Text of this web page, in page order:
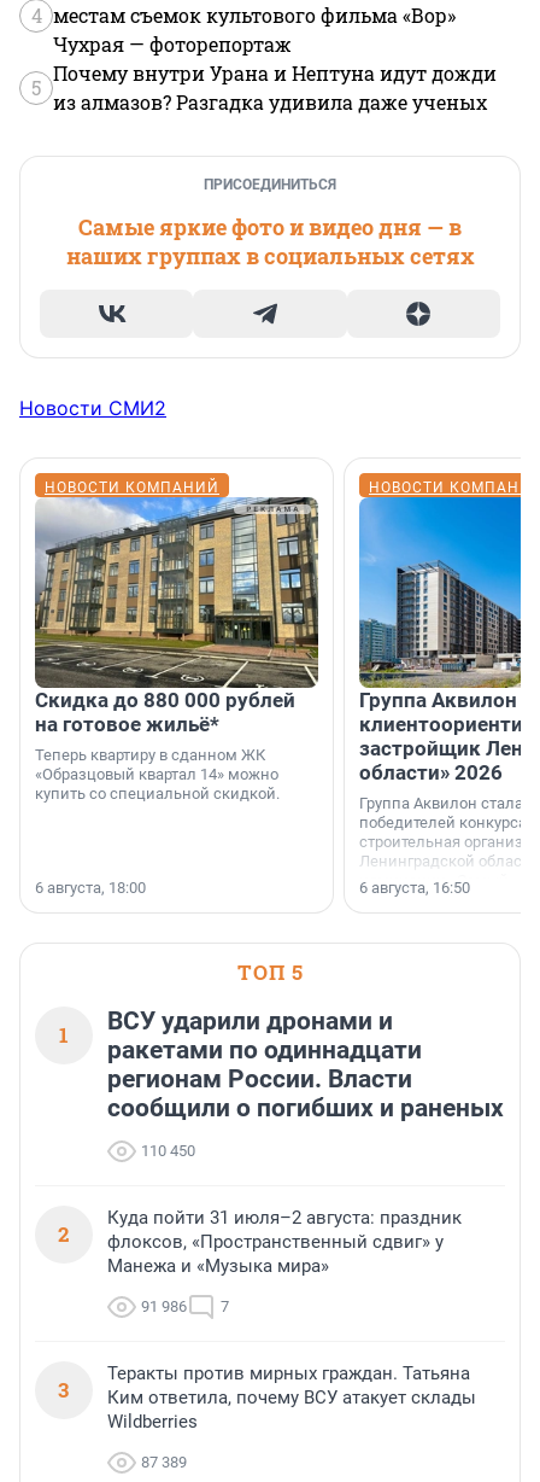
4 местам съемок культового фильма «Вор»
Чухрая — фоторепортаж
5
Почему внутри Урана и Нептуна идут дожди
из алмазов? Разгадка удивила даже ученых
ПРИСОЕДИНИТЬСЯ
Самые яркие фото и видео дня — в
наших группах в социальных сетях
Новости СМИ2
НОВОСТИ КОМПАНИЙ
Скидка до 880 000 рублей
на готовое жильё*
Теперь квартиру в сданном ЖК
«Образцовый квартал 14» можно
купить со специальной скидкой.
6 августа, 18:00
НОВОСТИ
Группа Аквилон
застройщик
области» 2026
Группа Аквилон стала
победителей конкурса
строительная
Ленинградской области
номинации «Самый
застройщик
6 августа, 16:50
ТОП 5
1
ВСУ ударили дронами и
ракетами по одиннадцати
регионам России. Власти
сообщили о погибших и раненых
110 450
2
Куда пойти 31 июля–2 августа: праздник
флоксов, «Пространственный сдвиг» у
Манежа и «Музыка мира»
91 986 7
3
Теракты против мирных граждан. Татьяна
Ким ответила, почему ВСУ атакует склады
Wildberries
87 389